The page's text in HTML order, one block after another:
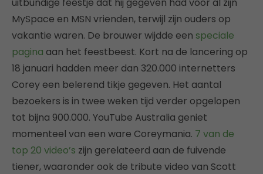
MySpace en MSN vrienden, terwijl zijn ouders op
vakantie waren. De brouwer wijdde een speciale
pagina aan het feestbeest. Kort na de lancering op
18 januari hadden meer dan 320.000 internetters
Corey een belerend tikje gegeven. Het aantal
bezoekers is in twee weken tijd verder opgelopen
tot bijna 900.000. YouTube Australia geniet
momenteel van een ware Coreymania. 7 van de
top 20 video’s zijn gerelateerd aan de fuivende
tiener, waaronder ook de tribute video van Scott